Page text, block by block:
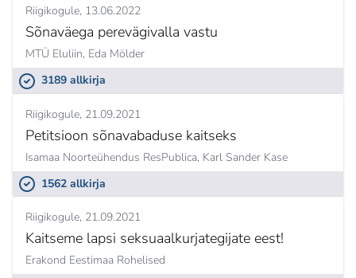
Riigikogule 13.06.2022
Sõnaväega perevägivalla vastu
MTÜ Eluliin, Eda Mölder
3189 allkirja
Riigikogule 21.09.2021
Petitsioon sõnavabaduse kaitseks
Isamaa Noorteühendus ResPublica, Karl Sander Kase
1562 allkirja
Riigikogule 21.09.2021
Kaitseme lapsi seksuaalkurjategijate eest!
Erakond Eestimaa Rohelised